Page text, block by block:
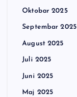
Oktobar 2025
Septembar 2025
August 2025
Juli 2025
Juni 2025
Maj 2025